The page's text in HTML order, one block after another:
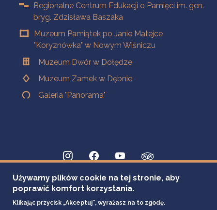
Regionalne Centrum Edukacji o Pamięci im. gen.
bryg. Zdzisława Baszaka
Muzeum Pamiątek po Janie Matejce
"Koryznówka" w Nowym Wiśniczu
Muzeum Dwór w Dołędze
Muzeum Zamek w Dębnie
Galeria "Panorama"
Używamy plików cookie na tej stronie, aby
poprawić komfort korzystania.
Klikając przycisk „Akceptuj”, wyrażasz na to zgodę.